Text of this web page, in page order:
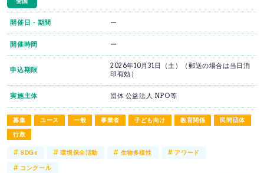
募集 ユース 一般 事業者 子ども向け 教育関係
民間団体
行政
開催日・期間 ー
開催時間 ー
申込期限
2026年10月31日（土）（郵送の場合は当日消
印有効）
実施主体 団体 公益法人 NPO等
#SDGs #環境保全活動 # 生物多様性 # アワード
# コンクール